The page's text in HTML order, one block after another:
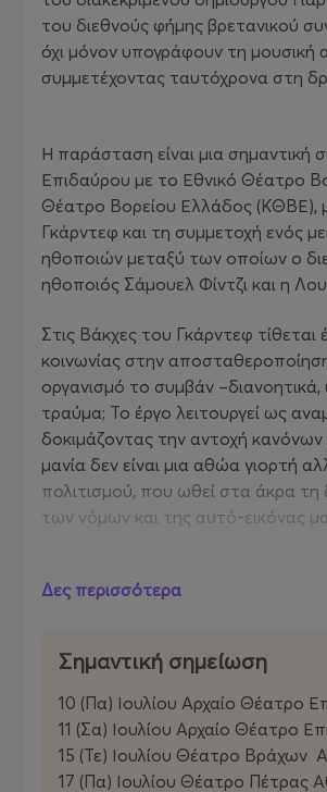
του διεθνούς φήμης βρετανικού
όχι μόνον υπογράφουν τη μουσική
συμμετέχοντας ταυτόχρονα στη
Η παράσταση είναι μια
Επιδαύρου με το Εθνικό Θέατρο
Θέατρο Βορείου Ελλάδος (ΚΘΒΕ),
Γκάρντεφ και τη συμμετοχή ενός
ηθοποιών μεταξύ των οποίων ο
ηθοποιός Σάμουελ Φίντζι και η
Στις Βάκχες του Γκάρντεφ
κοινωνίας στην
οργανισμό το συμβάν –διανοητικά,
τραύμα; Το έργο λειτουργεί ως
δοκιμάζοντας την αντοχή κανόνων
μανία δεν είναι μια αθώα γιορτή
πολιτισμού, που ωθεί στα άκρα
των νόμων και της αυτό-εικόνας
Το έργο θα κάνει πρεμιέρα στην
Η παράσταση παρουσιάζεται με
Δες περισσότερα
Σημαντική σημείωση
10 (Πα) Ιουλίου Αρχαίο Θέατρο
11 (Σα) Ιουλίου Αρχαίο Θέατρο
15 (Τε) Ιουλίου Θέατρο Βράχων
17 (Πα) Ιουλίου Θέατρο Πέτρας